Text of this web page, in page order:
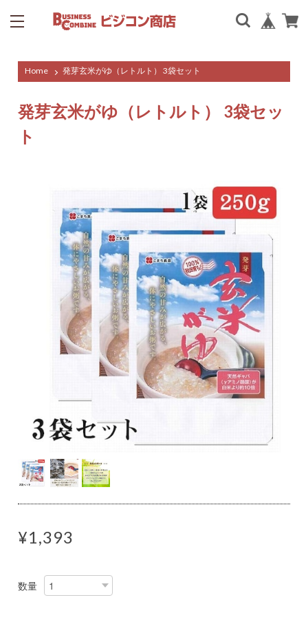
Home 発芽玄米がゆ（レトルト） 3袋セット
発芽玄米がゆ（レトルト） 3袋セッ
ト
¥1,393
数量